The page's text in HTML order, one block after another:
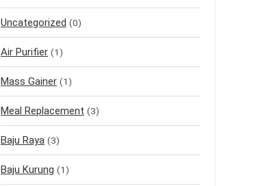
Uncategorized (0)
Air Purifier (1)
Mass Gainer (1)
Meal Replacement (3)
Baju Raya (3)
Baju Kurung (1)